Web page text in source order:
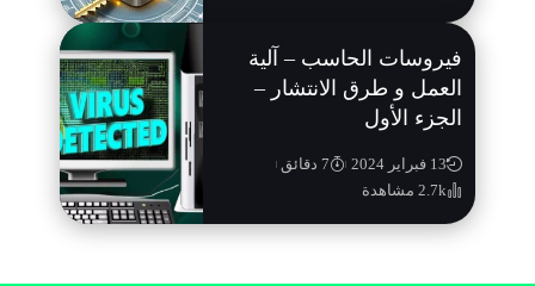
فيروسات الحاسب – آلية
العمل و طرق الانتشار –
الجزء الأول
13 فبراير 2024
7 دقائق
2.7k مشاهدة